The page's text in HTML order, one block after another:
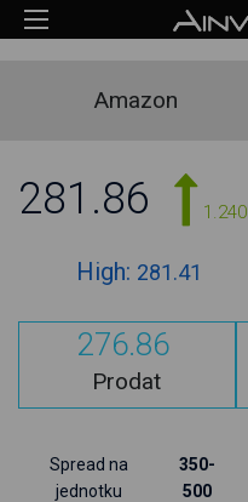
Amazon
281.86
High: 281.41
276.86
Prodat
Spread na
jednotku
350-
500